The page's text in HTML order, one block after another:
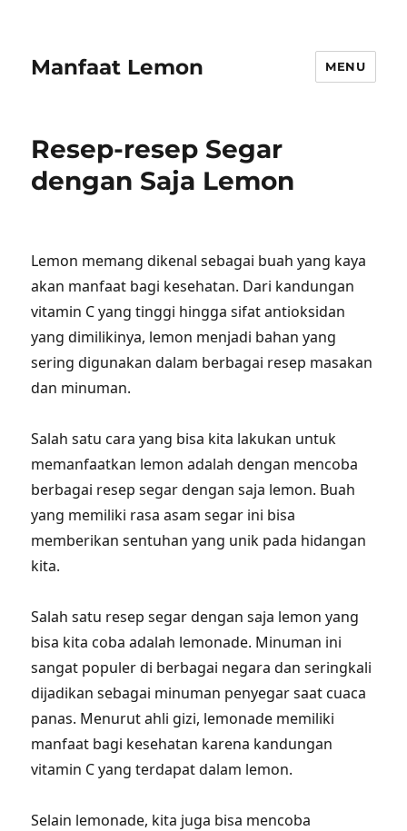
Manfaat Lemon MENU
Resep-resep Segar
dengan Saja Lemon
Lemon memang dikenal sebagai buah yang kaya
akan manfaat bagi kesehatan. Dari kandungan
vitamin C yang tinggi hingga sifat antioksidan
yang dimilikinya, lemon menjadi bahan yang
sering digunakan dalam berbagai resep masakan
dan minuman.
Salah satu cara yang bisa kita lakukan untuk
memanfaatkan lemon adalah dengan mencoba
berbagai resep segar dengan saja lemon. Buah
yang memiliki rasa asam segar ini bisa
memberikan sentuhan yang unik pada hidangan
kita.
Salah satu resep segar dengan saja lemon yang
bisa kita coba adalah lemonade. Minuman ini
sangat populer di berbagai negara dan seringkali
dijadikan sebagai minuman penyegar saat cuaca
panas. Menurut ahli gizi, lemonade memiliki
manfaat bagi kesehatan karena kandungan
vitamin C yang terdapat dalam lemon.
Selain lemonade, kita juga bisa mencoba